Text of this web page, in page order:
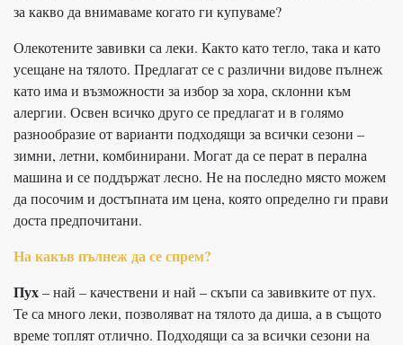
за какво да внимаваме когато ги купуваме?
Олекотените завивки са леки. Както като тегло, така и като
усещане на тялото. Предлагат се с различни видове пълнеж
като има и възможности за избор за хора, склонни към
алергии. Освен всичко друго се предлагат и в голямо
разнообразие от варианти подходящи за всички сезони –
зимни, летни, комбинирани. Могат да се перат в перална
машина и се поддържат лесно. Не на последно място можем
да посочим и достъпната им цена, която определно ги прави
доста предпочитани.
На какъв пълнеж да се спрем?
Пух– най – качествени и най – скъпи са завивките от пух.
Те са много леки, позволяват на тялото да диша, а в същото
време топлят отлично. Подходящи са за всички сезони на